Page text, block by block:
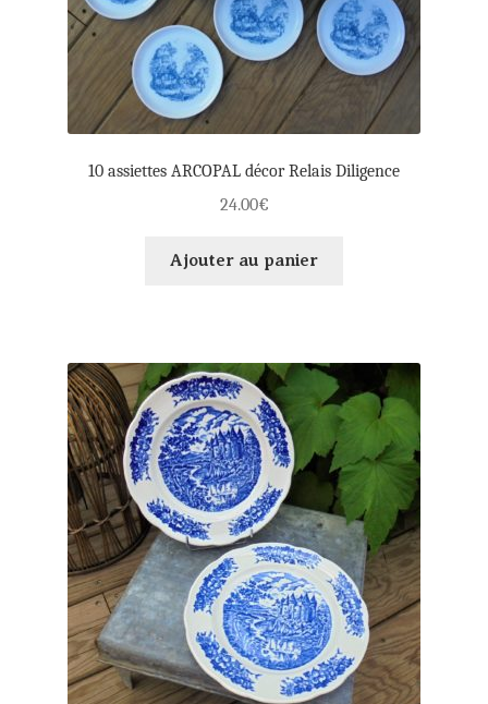
10 assiettes ARCOPAL décor Relais Diligence
24.00€
Ajouter au panier